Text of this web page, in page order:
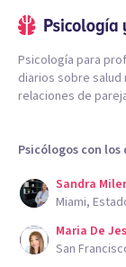
Psicología para
diarios sobre
relaciones de
Psicólogos con
Sandra
Miami,
Maria De
San